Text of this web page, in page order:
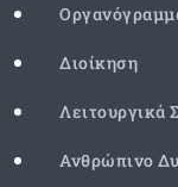
Διοίκηση
Λειτουργικά
Ανθρώπινο